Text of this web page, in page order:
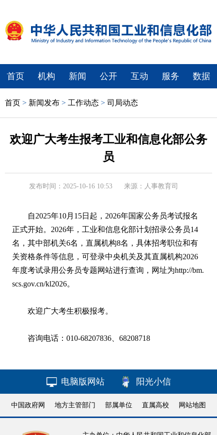
首页 机构 新闻 公开 互动 服务 数据
首页 > 新闻发布 > 工作动态 > 司局动态
欢迎广大考生报考工业和信息化部公务
员
发布时间：2025-10-16 10:53 来源：人事教育司
自2025年10月15日起，2026年国家公务员考试报名
正式开始。2026年，工业和信息化部计划招录公务员14
名，其中部机关6名，直属机构8名，具体招考职位和有
关资格条件等信息，可登录中央机关及其直属机构2026
年度考试录用公务员专题网站进行查询，网址为http://bm.
scs.gov.cn/kl2026。
欢迎广大考生积极报考。
咨询电话：010-68207836、68208718
电脑版网站 阳光小信
中国政府网 地方主管部门 部属单位 直属高校 网站地图